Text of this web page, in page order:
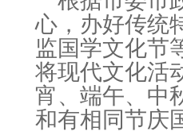
心，办好传统
监国学文化节
将现代文化活
宵、端午、中
和有相同节庆